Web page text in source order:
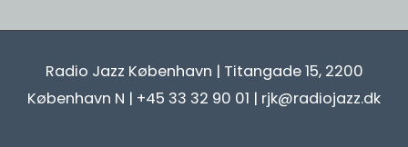
Radio Jazz København | Titangade 15, 2200
København N | +45 33 32 90 01 | rjk@radiojazz.dk